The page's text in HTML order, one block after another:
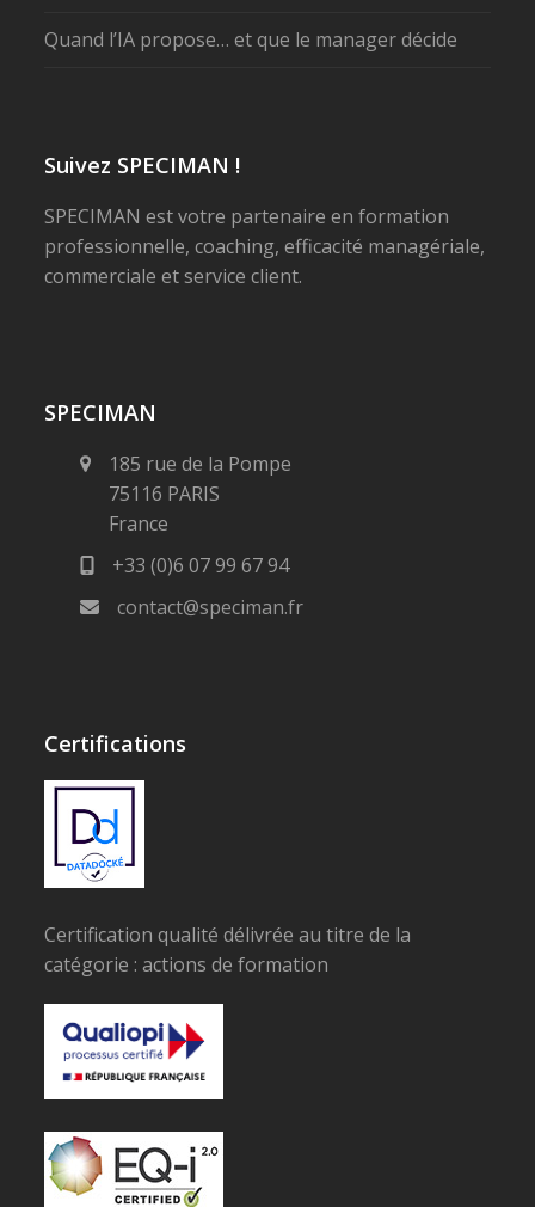
Quand l’IA propose… et que le manager décide
Suivez SPECIMAN !
SPECIMAN est votre partenaire en formation
professionnelle, coaching, efficacité managériale,
commerciale et service client.
SPECIMAN
185 rue de la Pompe
75116 PARIS
France
+33 (0)6 07 99 67 94
contact@speciman.fr
Certifications
Certification qualité délivrée au titre de la
catégorie : actions de formation